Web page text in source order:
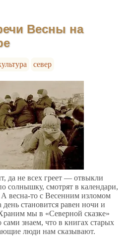
Весны на
север
да не всех греет — отвыкли
солнышку, смотрят в календари,
весна-то с Весенним изломом
день становится равен ночи и
мы в «Северной сказке»
знаем, что в книгах старых
люди нам сказывают.